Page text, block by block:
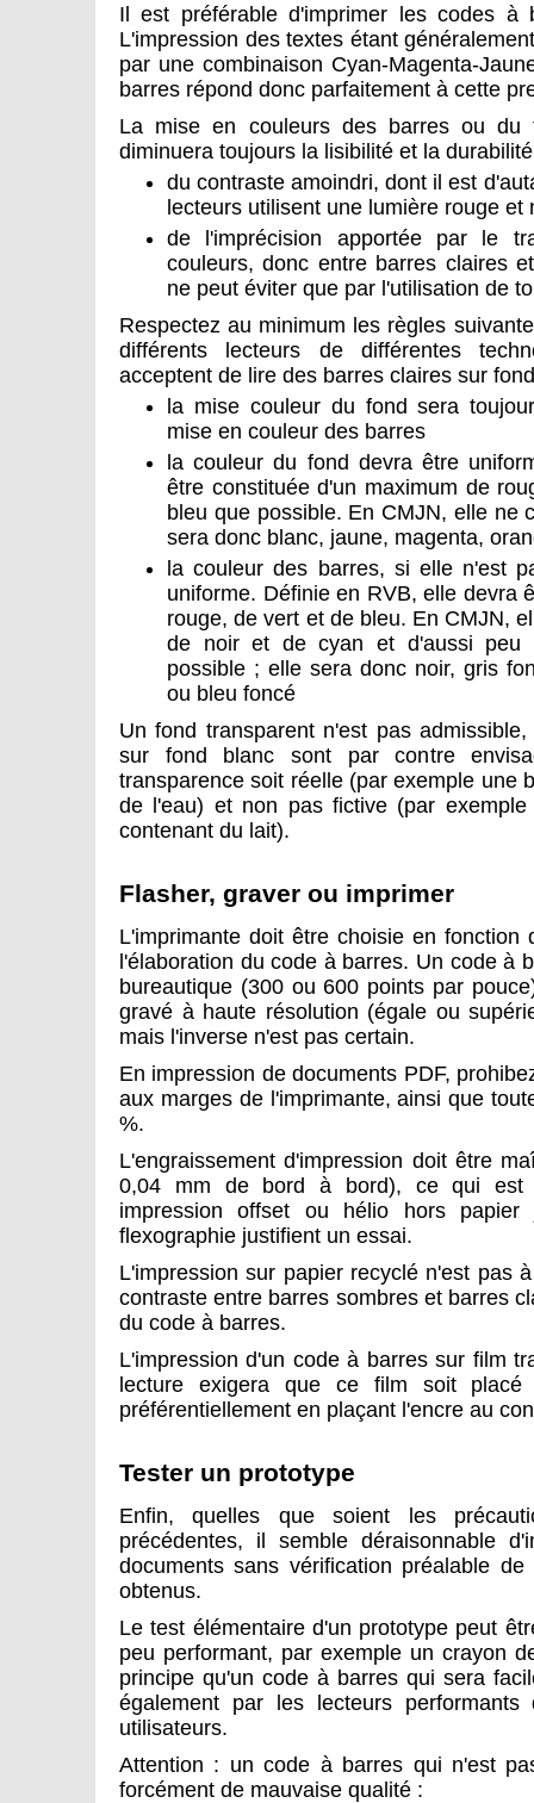
Il est préférable d'imprimer les codes
L'impression des textes étant
par une combinaison Cyan-Magenta-
barres répond donc parfaitement à cette
La mise en couleurs des barres ou du
diminuera toujours la lisibilité et la
du contraste amoindri, dont il est
lecteurs utilisent une lumière rouge et
de l'imprécision apportée par le
couleurs, donc entre barres claires
ne peut éviter que par l'utilisation de
Respectez au minimum les règles
différents lecteurs de différentes
acceptent de lire des barres claires sur
la mise couleur du fond sera
mise en couleur des barres
la couleur du fond devra être
être constituée d'un maximum de
bleu que possible. En CMJN, elle ne
sera donc blanc, jaune, magenta,
la couleur des barres, si elle n'est
uniforme. Définie en RVB, elle devra
rouge, de vert et de bleu. En CMJN,
de noir et de cyan et d'aussi peu
possible ; elle sera donc noir, gris
ou bleu foncé
Un fond transparent n'est pas
sur fond blanc sont par contre
transparence soit réelle (par exemple une
de l'eau) et non pas fictive (par
contenant du lait).
Flasher, graver ou imprimer
L'imprimante doit être choisie en
l'élaboration du code à barres. Un code à
bureautique (300 ou 600 points par
gravé à haute résolution (égale ou
mais l'inverse n'est pas certain.
En impression de documents PDF,
aux marges de l'imprimante, ainsi que
%.
L'engraissement d'impression doit être
0,04 mm de bord à bord), ce qui est
impression offset ou hélio hors
flexographie justifient un essai.
L'impression sur papier recyclé n'est pas
contraste entre barres sombres et barres
du code à barres.
L'impression d'un code à barres sur film
lecture exigera que ce film soit
préférentiellement en plaçant l'encre au
Tester un prototype
Enfin, quelles que soient les
précédentes, il semble déraisonnable
documents sans vérification préalable
obtenus.
Le test élémentaire d'un prototype peut
peu performant, par exemple un crayon
principe qu'un code à barres qui sera
également par les lecteurs
utilisateurs.
Attention : un code à barres qui n'est
forcément de mauvaise qualité :